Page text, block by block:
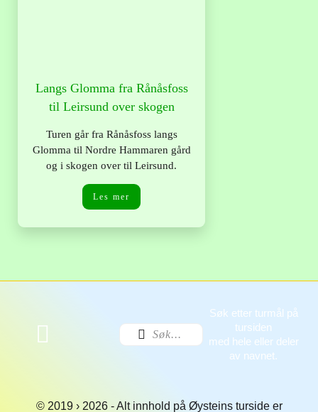
Langs Glomma fra Rånåsfoss
til Leirsund over skogen
Turen går fra Rånåsfoss langs
Glomma til Nordre Hammaren gård
og i skogen over til Leirsund.
Les mer
Søk etter turmål på
tursiden
med hele eller deler
av navnet.
© 2019 › 2026 - Alt innhold på Øysteins turside er